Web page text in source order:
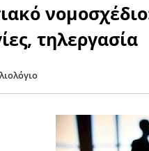
τηλεργασία